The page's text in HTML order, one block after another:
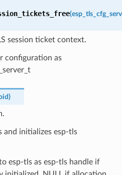
(
session ticket context.
configuration as
)
and initializes esp-tls
esp-tls as esp-tls handle if